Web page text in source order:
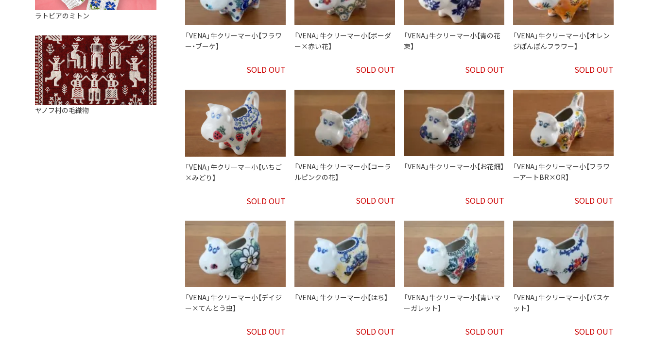
「VENA」牛クリーマー小【フラワ
ー・ブーケ】
SOLD OUT
「VENA」牛クリーマー小【ボーダ
ー×赤い花】
SOLD OUT
「VENA」牛クリーマー小【青の花
束】
SOLD OUT
「VENA」牛クリーマー小【オレン
ジぽんぽんフラワー】
SOLD OUT
「VENA」牛クリーマー小【いちご
×みどり】
SOLD OUT
「VENA」牛クリーマー小【コーラ
ルピンクの花】
SOLD OUT
「VENA」牛クリーマー小【お花畑】
SOLD OUT
「VENA」牛クリーマー小【フラワ
ーアートBR×OR】
SOLD OUT
「VENA」牛クリーマー小【デイジ
ー×てんとう虫】
SOLD OUT
「VENA」牛クリーマー小【はち】
SOLD OUT
「VENA」牛クリーマー小【青いマ
ーガレット】
SOLD OUT
「VENA」牛クリーマー小【バスケ
ット】
SOLD OUT
ラトビアのミトン
ヤノフ村の毛織物